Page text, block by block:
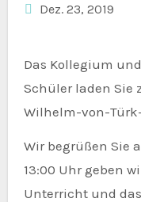
Dez. 23, 2019
Das Kollegium und die Schülerinnen und
Schüler laden Sie
Wilhelm-von-
Wir begrüßen Sie
13:00 Uhr geben
Unterricht und